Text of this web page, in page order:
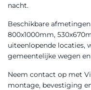
nacht.
Beschikbare
800x1000mm,
uiteenlopende locaties,
gemeentelijke wegen
Neem contact op met
montage, bevestiging